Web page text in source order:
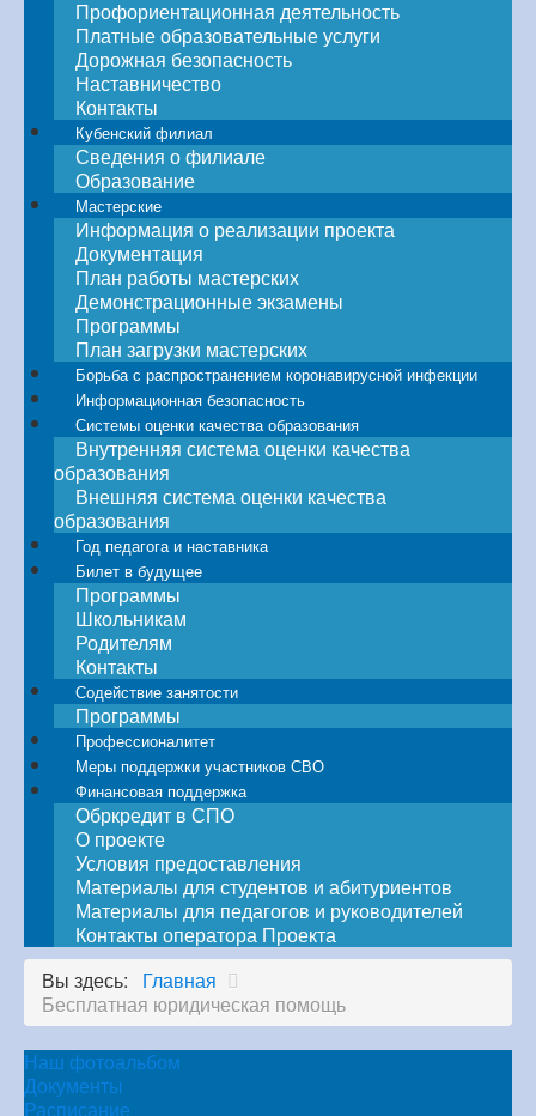
Профориентационная деятельность
Платные образовательные услуги
Дорожная безопасность
Наставничество
Контакты
Кубенский филиал
Сведения о филиале
Образование
Мастерские
Информация о реализации проекта
Документация
План работы мастерских
Демонстрационные экзамены
Программы
План загрузки мастерских
Борьба с распространением коронавирусной инфекции
Информационная безопасность
Системы оценки качества образования
Внутренняя система оценки качества
образования
Внешняя система оценки качества
образования
Год педагога и наставника
Билет в будущее
Программы
Школьникам
Родителям
Контакты
Содействие занятости
Программы
Профессионалитет
Меры поддержки участников СВО
Финансовая поддержка
Обркредит в СПО
О проекте
Условия предоставления
Материалы для студентов и абитуриентов
Материалы для педагогов и руководителей
Контакты оператора Проекта
Вы здесь:
Главная
Бесплатная юридическая помощь
Наш фотоальбом
Документы
Расписание